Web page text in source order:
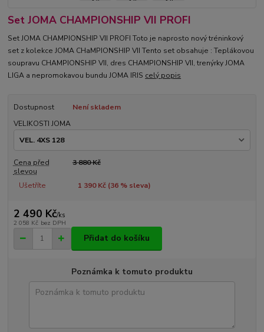
Set JOMA CHAMPIONSHIP VII PROFI
Set JOMA CHAMPIONSHIP VII PROFI Toto je naprosto nový tréninkový
set z kolekce JOMA CHaMPIONSHIP VII Tento set obsahuje : Teplákovou
soupravu CHAMPIONSHIP VII, dres CHAMPIONSHIP VII, trenýrky JOMA
LIGA a nepromokavou bundu JOMA IRIS celý popis
Dostupnost
Není skladem
VELIKOSTI JOMA
Cena před
slevou
3 880 Kč
Ušetříte 1 390 Kč (36% sleva)
2 490 Kč/ks
2 058 Kč bez DPH
Přidat do košíku
Poznámka k tomuto produktu